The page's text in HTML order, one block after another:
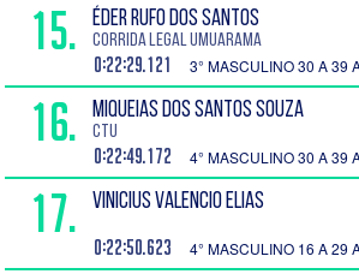
15. ÉDER RUFO DOS SANTOS
Corrida Legal Umuarama
0:22:29.121 3° MASCULINO 30 A 39
16. MIQUEIAS DOS SANTOS SOUZA
CTU
0:22:49.172 4° MASCULINO 30 A 39
17. VINICIUS VALENCIO ELIAS
0:22:50.623 4° MASCULINO 16 A 29